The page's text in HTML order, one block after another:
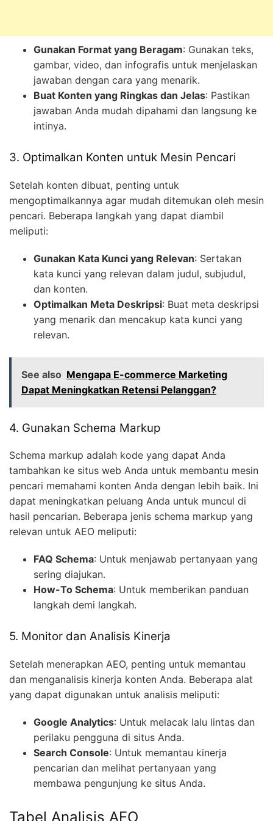
Gunakan Format yang Beragam: Gunakan teks,
gambar, video, dan infografis untuk menjelaskan
jawaban dengan cara yang menarik.
Buat Konten yang Ringkas dan Jelas: Pastikan
jawaban Anda mudah dipahami dan langsung ke
intinya.
3. Optimalkan Konten untuk Mesin Pencari
Setelah konten dibuat, penting untuk
mengoptimalkannya agar mudah ditemukan oleh mesin
pencari. Beberapa langkah yang dapat diambil
meliputi:
Gunakan Kata Kunci yang Relevan: Sertakan
kata kunci yang relevan dalam judul, subjudul,
dan konten.
Optimalkan Meta Deskripsi: Buat meta deskripsi
yang menarik dan mencakup kata kunci yang
relevan.
See also Mengapa E-commerce Marketing
Dapat Meningkatkan Retensi Pelanggan?
4. Gunakan Schema Markup
Schema markup adalah kode yang dapat Anda
tambahkan ke situs web Anda untuk membantu mesin
pencari memahami konten Anda dengan lebih baik. Ini
dapat meningkatkan peluang Anda untuk muncul di
hasil pencarian. Beberapa jenis schema markup yang
relevan untuk AEO meliputi:
FAQ Schema: Untuk menjawab pertanyaan yang
sering diajukan.
How-To Schema: Untuk memberikan panduan
langkah demi langkah.
5. Monitor dan Analisis Kinerja
Setelah menerapkan AEO, penting untuk memantau
dan menganalisis kinerja konten Anda. Beberapa alat
yang dapat digunakan untuk analisis meliputi:
Google Analytics: Untuk melacak lalu lintas dan
perilaku pengguna di situs Anda.
Search Console: Untuk memantau kinerja
pencarian dan melihat pertanyaan yang
membawa pengunjung ke situs Anda.
Tabel Analisis AEO